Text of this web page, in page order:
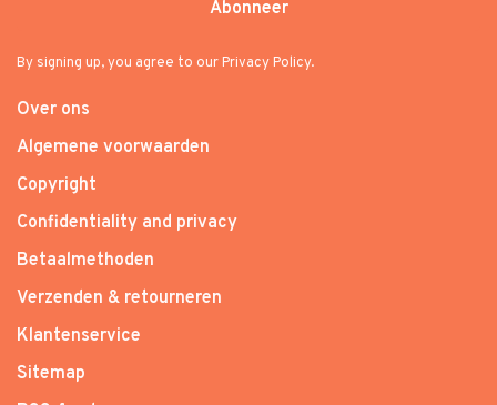
Abonneer
By signing up, you agree to our Privacy Policy.
Over ons
Algemene voorwaarden
Copyright
Confidentiality and privacy
Betaalmethoden
Verzenden & retourneren
Klantenservice
Sitemap